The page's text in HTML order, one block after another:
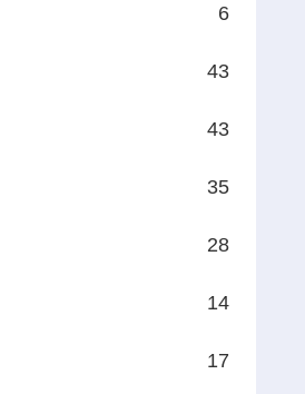
6
43
43
35
28
14
17